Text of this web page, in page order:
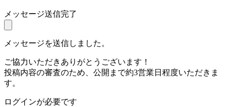
メッセージ送信完了
メッセージを送信しました。
ご協力いただきありがとうございます！
投稿内容の審査のため、公開まで約3営業日程度いただきま
す。
ログインが必要です